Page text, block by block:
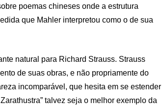
poemas chineses onde a estrutura
que Mahler interpretou como o de sua
natural para Richard Strauss. Strauss
de suas obras, e não propriamente do
incomparável, que hesita em se estender
talvez seja o melhor exemplo da